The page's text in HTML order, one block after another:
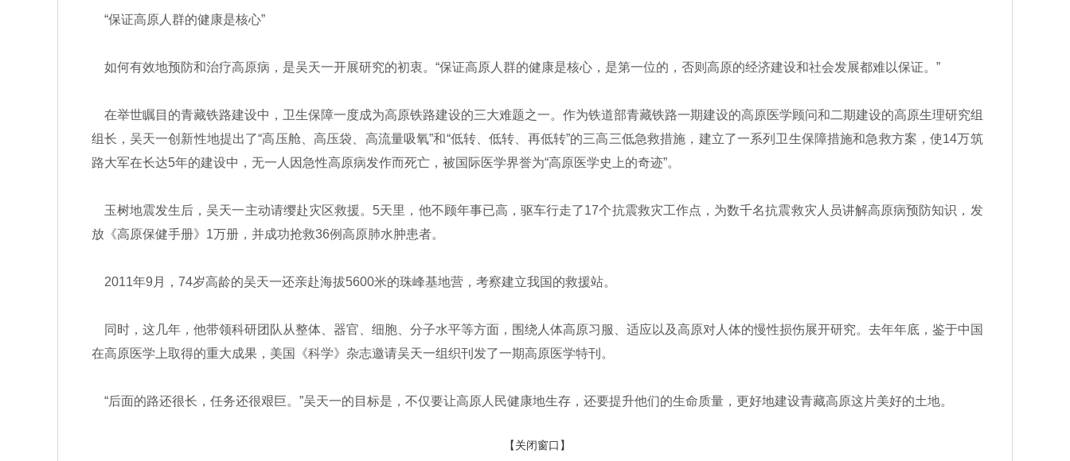
“保证高原人群的健康是核心”
如何有效地预防和治疗高原病，是吴天一开展研究的初衷。“保证高原人群的健康是核心，是第一位的，否则高原的经济建设和社会发展都难以保证。”
在举世瞩目的青藏铁路建设中，卫生保障一度成为高原铁路建设的三大难题之一。作为铁道部青藏铁路一期建设的高原医学顾问和二期建设的高原生理研究组
组长，吴天一创新性地提出了“高压舱、高压袋、高流量吸氧”和“低转、低转、再低转”的三高三低急救措施，建立了一系列卫生保障措施和急救方案，使14万筑
路大军在长达5年的建设中，无一人因急性高原病发作而死亡，被国际医学界誉为“高原医学史上的奇迹”。
玉树地震发生后，吴天一主动请缨赴灾区救援。5天里，他不顾年事已高，驱车行走了17个抗震救灾工作点，为数千名抗震救灾人员讲解高原病预防知识，发
放《高原保健手册》1万册，并成功抢救36例高原肺水肿患者。
2011年9月，74岁高龄的吴天一还亲赴海拔5600米的珠峰基地营，考察建立我国的救援站。
同时，这几年，他带领科研团队从整体、器官、细胞、分子水平等方面，围绕人体高原习服、适应以及高原对人体的慢性损伤展开研究。去年年底，鉴于中国
在高原医学上取得的重大成果，美国《科学》杂志邀请吴天一组织刊发了一期高原医学特刊。
“后面的路还很长，任务还很艰巨。”吴天一的目标是，不仅要让高原人民健康地生存，还要提升他们的生命质量，更好地建设青藏高原这片美好的土地。
【关闭窗口】